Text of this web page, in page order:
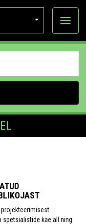
Ava
projekteerimisest
käe all ning